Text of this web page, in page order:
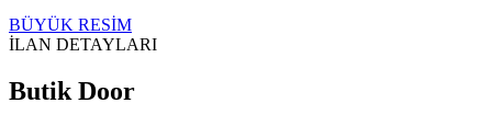
BÜYÜK RESİM
İLAN DETAYLARI
Butik Door